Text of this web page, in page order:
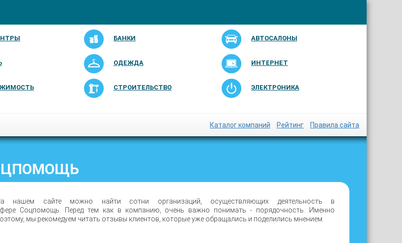
БАНКИ АВТОСАЛОНЫ
ОДЕЖДА ИНТЕРНЕТ
СТРОИТЕЛЬСТВО ЭЛЕКТРОНИКА
Каталог компаний Рейтинг Правила сайта
нашем сайте можно найти сотни организаций, осуществляющих деятельность в
Соцпомощь. Перед тем как в компанию, очень важно понимать - порядочность. Именно
мы рекомедуем читать отзывы клиентов, которые уже обращались и поделились мнением.